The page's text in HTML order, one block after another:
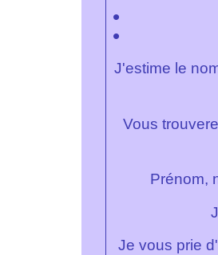
J'estime le
Vous
Prénom,
Je vous prie